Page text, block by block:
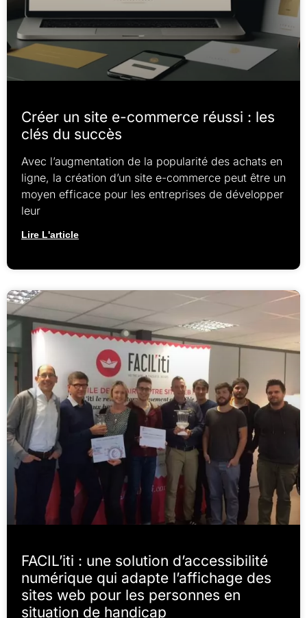
Créer un site e-commerce réussi : les
clés du succès
Avec l’augmentation de la popularité des achats en
ligne, la création d’un site e-commerce peut être un
moyen efficace pour les entreprises de développer
leur
Lire L'article
FACIL’iti : une solution d’accessibilité
numérique qui adapte l’affichage des
sites web pour les personnes en
situation de handicap